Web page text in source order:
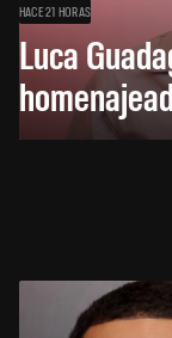
HACE 21 HORAS
Luca